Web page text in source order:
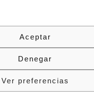
Aceptar
Denegar
Ver preferencias
Política
Calidad
S.L. Todos los